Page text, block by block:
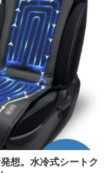
想。水冷式シートク